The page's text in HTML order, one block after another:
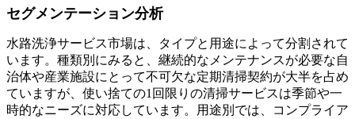
セグメンテーション分析
水路洗浄サービス市場は、タイプと用途によって分割されて
います。種類別にみると、継続的なメンテナンスが必要な自
治体や産業施設にとって不可欠な定期清掃契約が大半を占め
ていますが、使い捨ての1回限りの清掃サービスは季節や一
時的なニーズに対応しています。用途別では、コンプライア